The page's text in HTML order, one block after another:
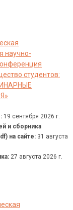
научно-
студентов:
19 сентября 2026 г.
и сборника
на сайте: 31 августа
27 августа 2026 г.